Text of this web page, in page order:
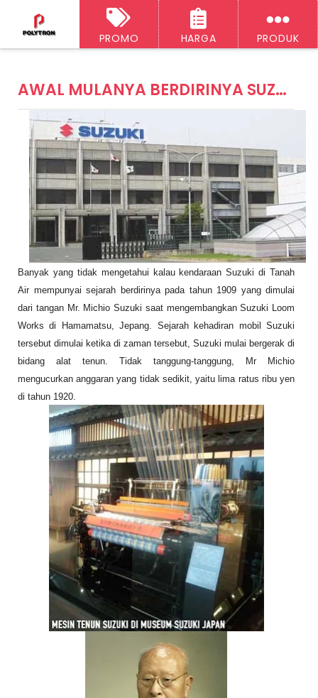
PROMO HARGA PRODUK
AWAL MULANYA BERDIRINYA SUZUKI
Banyak yang tidak mengetahui kalau kendaraan Suzuki di Tanah
Air mempunyai sejarah berdirinya pada tahun 1909 yang dimulai
dari tangan Mr. Michio Suzuki saat mengembangkan Suzuki Loom
Works di Hamamatsu, Jepang. Sejarah kehadiran mobil Suzuki
tersebut dimulai ketika di zaman tersebut, Suzuki mulai bergerak di
bidang alat tenun. Tidak tanggung-tanggung, Mr Michio
mengucurkan anggaran yang tidak sedikit, yaitu lima ratus ribu yen
di tahun 1920.
ti
e
l
n
j
u
t
n
y
a
A
rt
el
S
b
el
u
m